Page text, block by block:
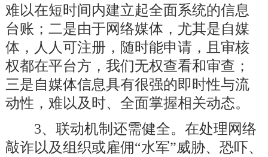
难以在短时间内建立起全面系统的信息
台账；二是由于网络媒体，尤其是自媒
体，人人可注册，随时能申请，且审核
权都在平台方，我们无权查看和审查 ；
三是自媒体信息具有很强的即时性与流
动性， 难以及时、全面掌握相关动态。
3、联动机制还需健全。 在处理网络
敲诈以及组织或雇佣“水军”威胁、恐吓、